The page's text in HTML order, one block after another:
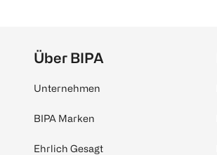
Über BIPA
Unternehmen
BIPA Marken
Ehrlich Gesagt